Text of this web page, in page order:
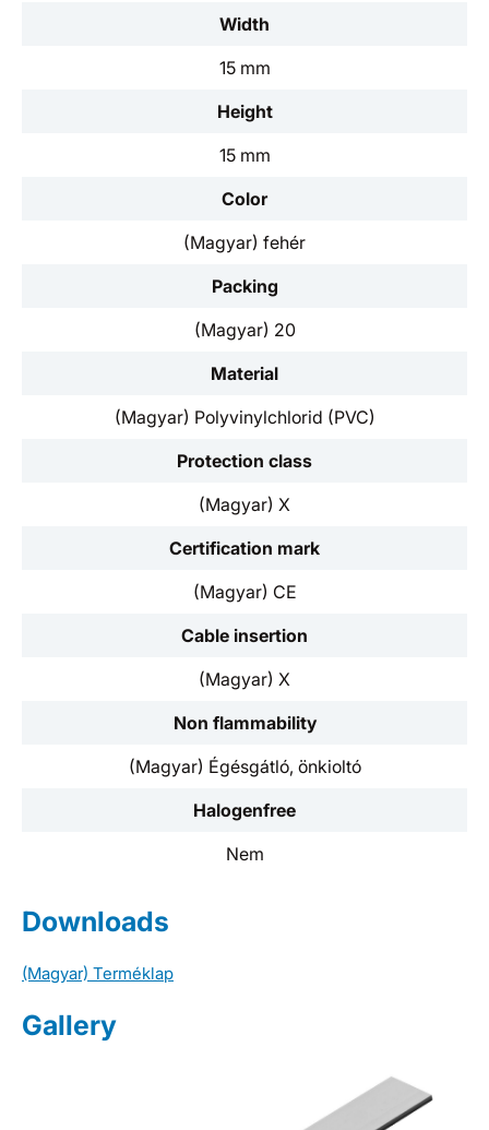
Width
15 mm
Height
15 mm
Color
(Magyar) fehér
Packing
(Magyar) 20
Material
(Magyar) Polyvinylchlorid (PVC)
Protection class
(Magyar) X
Certification mark
(Magyar) CE
Cable insertion
(Magyar) X
Non flammability
(Magyar) Égésgátló, önkioltó
Halogenfree
Nem
Downloads
(Magyar) Terméklap
Gallery